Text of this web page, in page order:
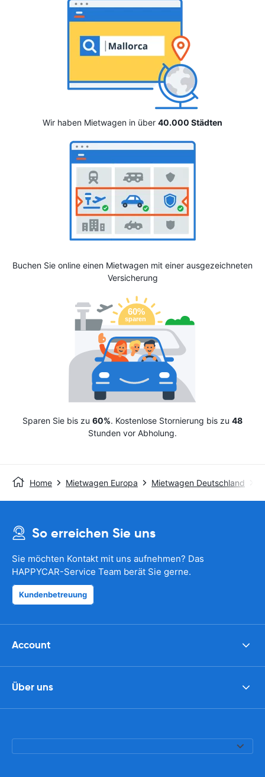
Wir haben Mietwagen in über 40.000 Städten
Buchen Sie online einen Mietwagen mit einer ausgezeichneten
Versicherung
Sparen Sie bis zu 60%. Kostenlose Stornierung bis zu 48
Stunden vor Abholung.
Home Mietwagen Europa Mietwagen Deutschland
So erreichen Sie uns
Sie möchten Kontakt mit uns aufnehmen? Das
HAPPYCAR-Service Team berät Sie gerne.
Kundenbetreuung
Account
Über uns